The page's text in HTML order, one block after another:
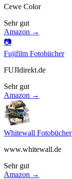
Cewe Color
Sehr gut
Amazon →
📷
Fujifilm Fotobücher
FUJIdirekt.de
Sehr gut
Amazon →
Whitewall Fotobücher
www.whitewall.de
Sehr gut
Amazon →